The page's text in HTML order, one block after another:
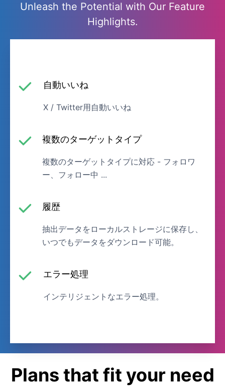
Unleash the Potential with Our Feature
Highlights.
自動いいね
X / Twitter用自動いいね
複数のターゲットタイプ
複数のターゲットタイプに対応 - フォロワ
ー、フォロー中 ...
履歴
抽出データをローカルストレージに保存し、
いつでもデータをダウンロード可能。
エラー処理
インテリジェントなエラー処理。
Plans that fit your need